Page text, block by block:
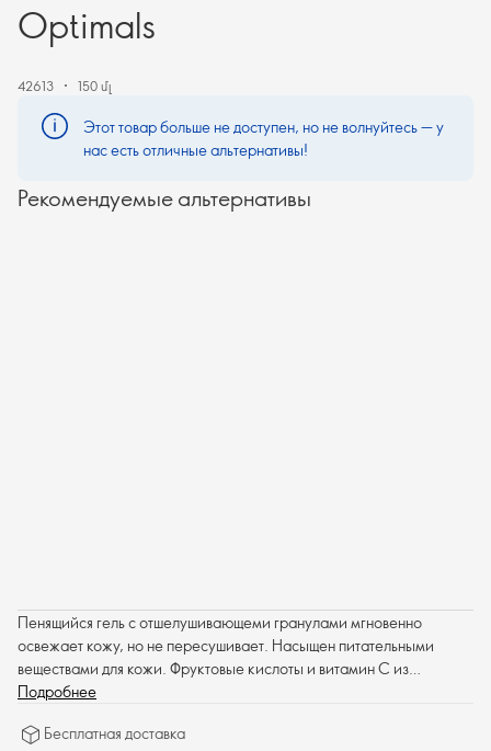
Optimals
42613 150 մլ
Этот товар больше не доступен, но не волнуйтесь — у
нас есть отличные альтернативы!
Рекомендуемые альтернативы
Пенящийся гель с отшелушивающеми гранулами мгновенно
освежает кожу, но не пересушивает. Насыщен питательными
веществами для кожи. Фруктовые кислоты и витамин С из
клубники придают коже сияние.
Подробнее
Бесплатная доставка